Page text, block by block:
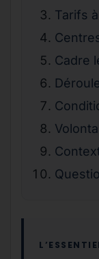
Tarifs
Cadre